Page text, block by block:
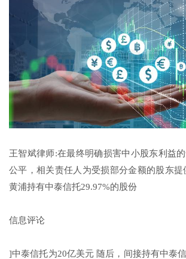
王智斌律师:在最终明确损害中小股东利益
公平，相关责任人为受损部分金额的股东
黄浦持有中泰信托29.97%的股份
信息评论
]中泰信托为20亿美元 随后，间接持有中泰